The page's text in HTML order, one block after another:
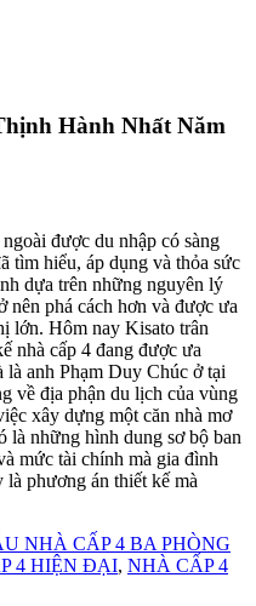
Hành Nhất Năm
được du nhập có sàng
tìm hiểu, áp dụng và thỏa sức
dựa trên những nguyên lý
nên phá cách hơn và được ưa
lớn. Hôm nay Kisato trân
nhà cấp 4 đang được ưa
là anh Phạm Duy Chúc ở tại
về địa phận du lịch của vùng
xây dựng một căn nhà mơ
là những hình dung sơ bộ ban
mức tài chính mà gia đình
là phương án thiết kế mà
NHÀ CẤP 4 BA PHÒNG
4 HIỆN ĐẠI, NHÀ CẤP 4